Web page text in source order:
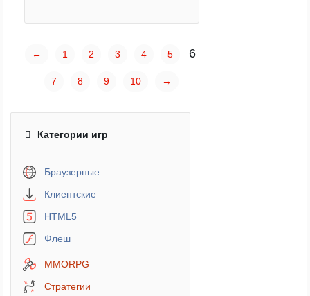
← 1 2 3 4 5 6
7 8 9 10 →
Категории игр
Браузерные
Клиентские
HTML5
Флеш
MMORPG
Стратегии